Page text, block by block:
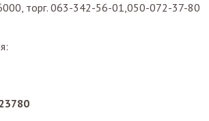
торг. 063-342-56-01,050-072-37-80